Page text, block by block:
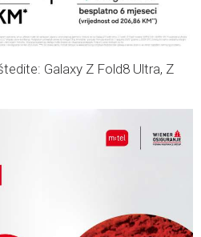
Galaxy Z Fold8 Ultra, Z